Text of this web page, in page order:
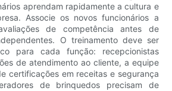
aprendam rapidamente a cultura e
Associe os novos funcionários a
de competência antes de
O treinamento deve ser
para cada função: recepcionistas
de atendimento ao cliente, a equipe
certificações em receitas e segurança
de brinquedos precisam de